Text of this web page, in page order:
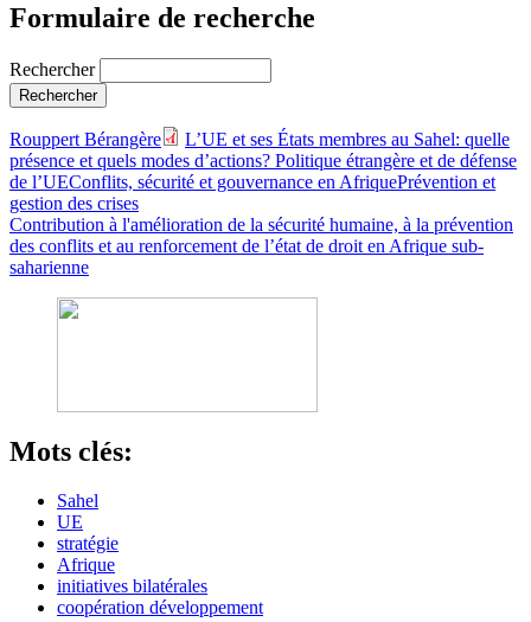
Formulaire de recherche
Rechercher
Rouppert Bérangère
L’UE et ses États membres au Sahel: quelle
présence et quels modes d’actions? Politique étrangère et de défense
de l’UEConflits, sécurité et gouvernance en AfriquePrévention et
gestion des crises
Contribution à l'amélioration de la sécurité humaine, à la prévention
des conflits et au renforcement de l’état de droit en Afrique sub-
saharienne
Mots clés:
Sahel
UE
stratégie
Afrique
initiatives bilatérales
coopération développement